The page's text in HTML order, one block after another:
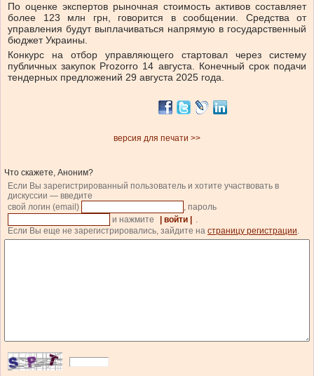
По оценке экспертов рыночная стоимость активов составляет
более 123 млн грн, говорится в сообщении. Средства от
управления будут выплачиваться напрямую в государственный
бюджет Украины.
Конкурс на отбор управляющего стартовал через систему
публичных закупок Prozorro 14 августа. Конечный срок подачи
тендерных предложений 29 августа 2025 года.
версия для печати >>
Что скажете, Аноним?
Если Вы зарегистрированный пользователь и хотите участвовать в
дискуссии — введите
свой логин (email)
, пароль
и нажмите
| войти |
.
Если Вы еще не зарегистрировались, зайдите на страницу регистрации.